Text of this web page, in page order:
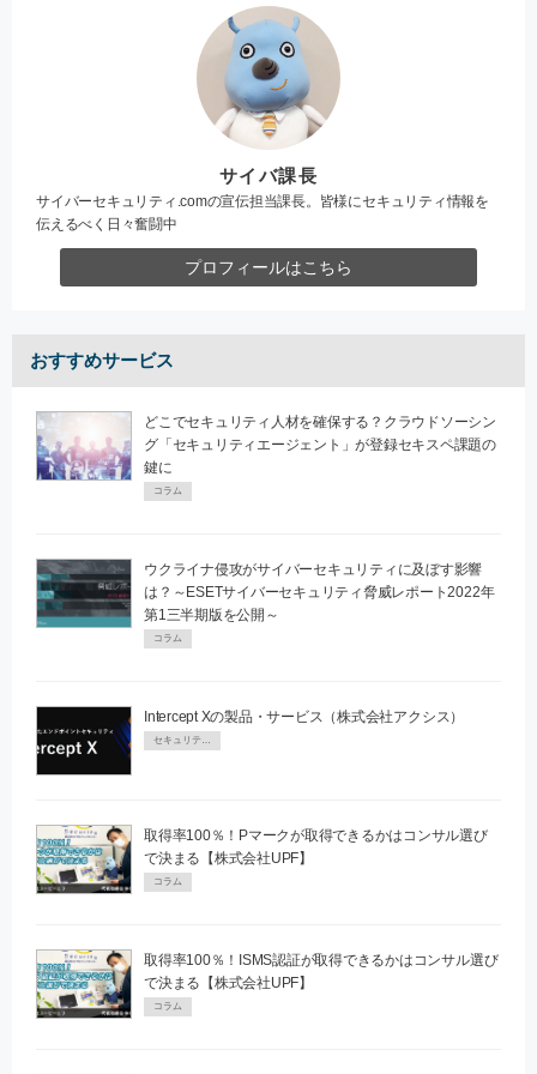
サイバ課長
サイバーセキュリティ.comの宣伝担当課長。皆様にセキュリティ情報を
伝えるべく日々奮闘中
プロフィールはこちら
おすすめサービス
どこでセキュリティ人材を確保する？クラウドソーシン
グ「セキュリティエージェント」が登録セキスペ課題の
鍵に
コラム
ウクライナ侵攻がサイバーセキュリティに及ぼす影響
は？～ESETサイバーセキュリティ脅威レポート2022年
第1三半期版を公開～
コラム
Intercept Xの製品・サービス（株式会社アクシス）
セキュリティPR
取得率100％！Pマークが取得できるかはコンサル選び
で決まる【株式会社UPF】
コラム
取得率100％！ISMS認証が取得できるかはコンサル選び
で決まる【株式会社UPF】
コラム